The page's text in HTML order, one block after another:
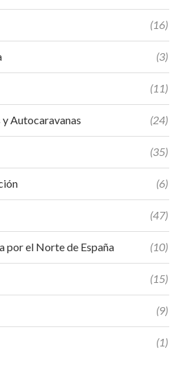
(16)
(3)
(11)
Autocaravanas (24)
(35)
(6)
(47)
por el Norte de España (10)
(15)
(9)
(1)